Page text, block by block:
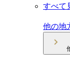
すべて
他の地